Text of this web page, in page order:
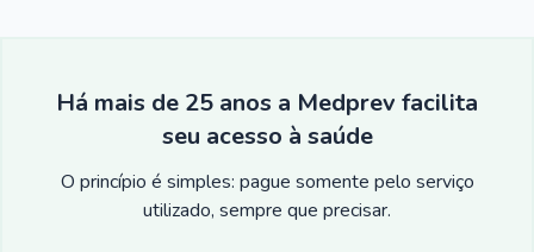
Há mais de 25 anos a Medprev facilita
seu acesso à saúde
O princípio é simples: pague somente pelo serviço
utilizado, sempre que precisar.